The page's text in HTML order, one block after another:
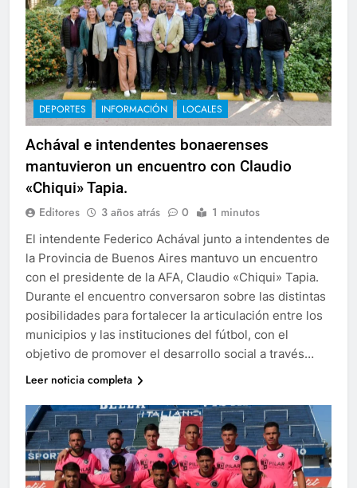
DEPORTES INFORMACIÓN LOCALES
Achával e intendentes bonaerenses
mantuvieron un encuentro con Claudio
«Chiqui» Tapia.
Editores 3 años atrás 0 1 minutos
El intendente Federico Achával junto a intendentes de
la Provincia de Buenos Aires mantuvo un encuentro
con el presidente de la AFA, Claudio «Chiqui» Tapia.
Durante el encuentro conversaron sobre las distintas
posibilidades para fortalecer la articulación entre los
municipios y las instituciones del fútbol, con el
objetivo de promover el desarrollo social a través…
Leer noticia completa